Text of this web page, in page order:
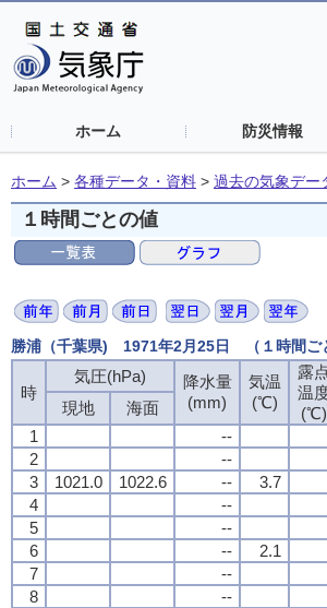
ホーム 防災情報
ホーム > 各種データ・資料 > 過去の気象デー
１時間ごとの値
勝浦（千葉県) 1971年2月25日 （１時間ご
時
気圧(hPa)
降水量
(mm)
気温
(℃)
露
温
(℃)
現地
海面
1
--
2
--
3
1021.0 1022.6 -- 3.7
4
--
5
--
6
-- 2.1
7
--
8
--